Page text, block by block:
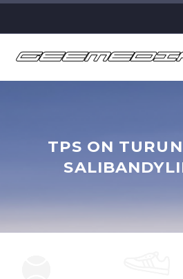
TPS ON